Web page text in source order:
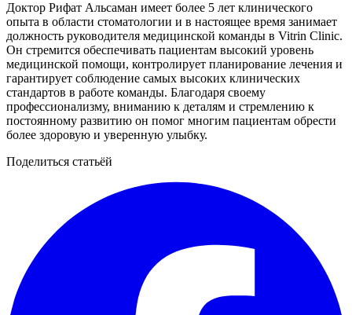
Доктор Рифат Альсаман имеет более 5 лет клинического
опыта в области стоматологии и в настоящее время занимает
должность руководителя медицинской команды в Vitrin Clinic.
Он стремится обеспечивать пациентам высокий уровень
медицинской помощи, контролирует планирование лечения и
гарантирует соблюдение самых высоких клинических
стандартов в работе команды. Благодаря своему
профессионализму, вниманию к деталям и стремлению к
постоянному развитию он помог многим пациентам обрести
более здоровую и уверенную улыбку.
Поделиться статьёй